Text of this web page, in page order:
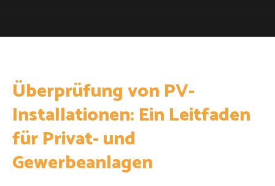
Überprüfung von PV-
Installationen: Ein Leitfaden
für Privat- und
Gewerbeanlagen